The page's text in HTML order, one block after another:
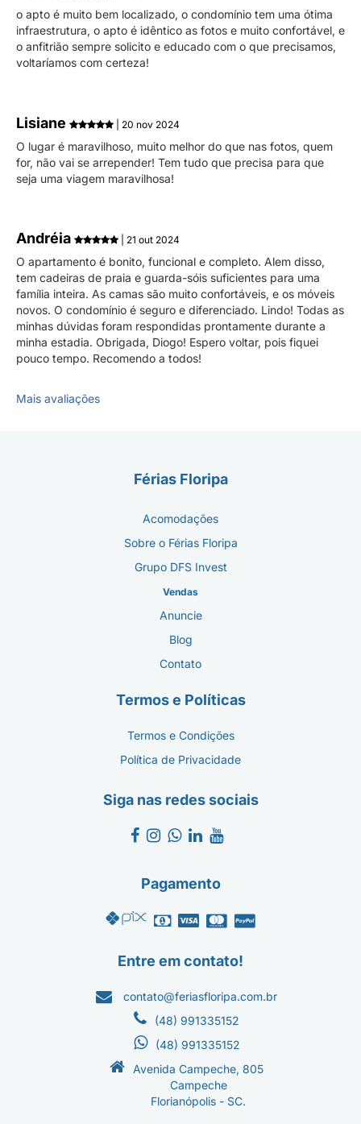
o apto é muito bem localizado, o condomínio tem uma ótima
infraestrutura, o apto é idêntico as fotos e muito confortável, e
o anfitrião sempre solicito e educado com o que precisamos,
voltaríamos com certeza!
Lisiane | 20 nov 2024
O lugar é maravilhoso, muito melhor do que nas fotos, quem
for, não vai se arrepender! Tem tudo que precisa para que
seja uma viagem maravilhosa!
Andréia | 21 out 2024
O apartamento é bonito, funcional e completo. Alem disso,
tem cadeiras de praia e guarda-sóis suficientes para uma
família inteira. As camas são muito confortáveis, e os móveis
novos. O condomínio é seguro e diferenciado. Lindo! Todas as
minhas dúvidas foram respondidas prontamente durante a
minha estadia. Obrigada, Diogo! Espero voltar, pois fiquei
pouco tempo. Recomendo a todos!
Mais avaliações
Férias Floripa
Acomodações
Sobre o Férias Floripa
Grupo DFS Invest
Vendas
Anuncie
Blog
Contato
Termos e Políticas
Termos e Condições
Política de Privacidade
Siga nas redes sociais
Pagamento
Entre em contato!
contato@feriasfloripa.com.br
(48) 991335152
(48) 991335152
Avenida Campeche, 805
Campeche
Florianópolis - SC.